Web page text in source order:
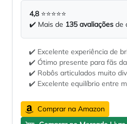
4,8⭐⭐⭐⭐⭐
✔️ Mais de 135 avaliações de
✔️ Excelente experiência de
✔️ Ótimo presente para fãs
✔️ Robôs articulados muito
✔️ Excelente equilíbrio entre
Comprar na Amazon